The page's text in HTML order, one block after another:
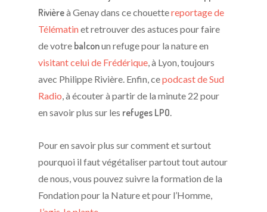
Rivièreà Genay dans ce chouettereportage de
Télématinet retrouver des astuces pour faire
de votre balconun refuge pour la nature en
visitant celui de Frédérique , à Lyon, toujours
avec Philippe Rivière. Enfin, cepodcast de Sud
Radio , à écouter à partir de la minute 22 pour
en savoir plus sur les refuges LPO
Pour en savoir plus sur comment et surtout
pourquoi il faut végétaliser partout tout autour
de nous, vous pouvez suivre la formation de la
Fondation pour la Nature et pour l’Homme,